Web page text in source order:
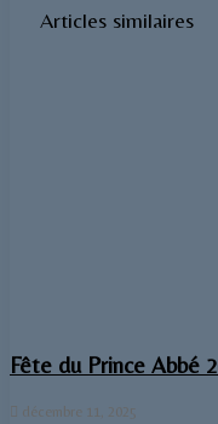
Articles similaires
Fête du Prince Abbé
décembre 11, 2025